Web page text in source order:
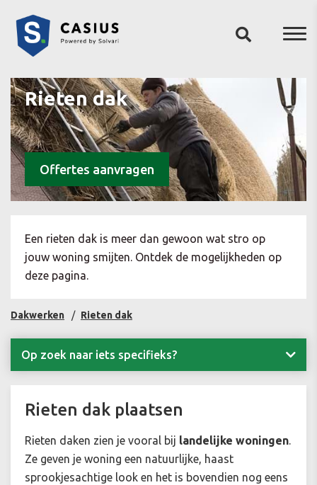
Rieten dak
Offertes aanvragen
Een rieten dak is meer dan gewoon wat stro op
jouw woning smijten. Ontdek de mogelijkheden op
deze pagina.
Dakwerken Rieten dak
Op zoek naar iets specifieks?
Rieten dak plaatsen
Rieten daken zien je vooral bij landelijke woningen.
Ze geven je woning een natuurlijke, haast
sprookjesachtige look en het is bovendien nog eens